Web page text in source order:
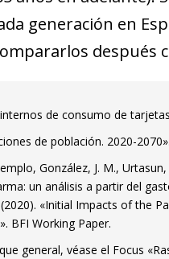
generación en
después
de consumo de
de población. 2020-2070».
González, J. M.,
un análisis a partir del
«Initial Impacts of the
BFI Working Paper.
general, véase el Focus